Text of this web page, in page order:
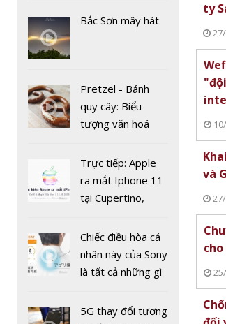
EVN phấn đấu đến
năm 2025 dịch vụ
khách hàng điện
VNPT, MobiFone,
VTC sẽ hoàn
2 giây
Bắc Sơn mây hát
Pretzel - Bánh
quy cây: Biểu
tượng văn hoá
tranh cãi về nguồn
gốc
Trực tiếp: Apple
ra mắt Iphone 11
tại Cupertino,
Chiếc điều hòa cá
nhân này của Sony
là tất cả những gì
sót qua mùa hè
5G thay đổi tương
ty
và